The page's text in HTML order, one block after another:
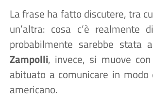
La frase ha fatto discutere, tra
un’altra: cosa c’è realmente
probabilmente sarebbe stata
Zampolli, invece, si muove
abituato a comunicare in
americano.